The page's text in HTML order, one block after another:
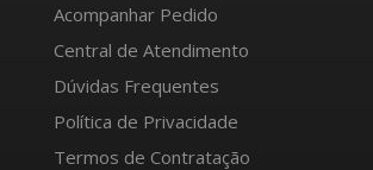
Acompanhar Pedido
Central de Atendimento
Dúvidas Frequentes
Política de Privacidade
Termos de Contratação